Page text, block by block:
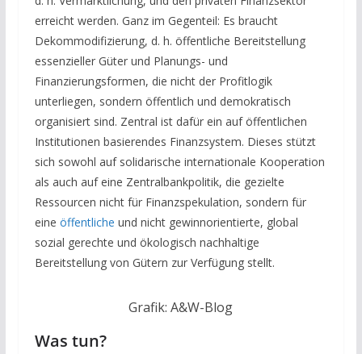
erreicht werden. Ganz im Gegenteil: Es braucht
Dekommodifizierung, d. h. öffentliche Bereitstellung
essenzieller Güter und Planungs- und
Finanzierungsformen, die nicht der Profitlogik
unterliegen, sondern öffentlich und demokratisch
organisiert sind. Zentral ist dafür ein auf öffentlichen
Institutionen basierendes Finanzsystem. Dieses stützt
sich sowohl auf solidarische internationale Kooperation
als auch auf eine Zentralbankpolitik, die gezielte
Ressourcen nicht für Finanzspekulation, sondern für
eine öffentliche und nicht gewinnorientierte, global
sozial gerechte und ökologisch nachhaltige
Bereitstellung von Gütern zur Verfügung stellt.
Grafik: A&W-Blog
Was tun?